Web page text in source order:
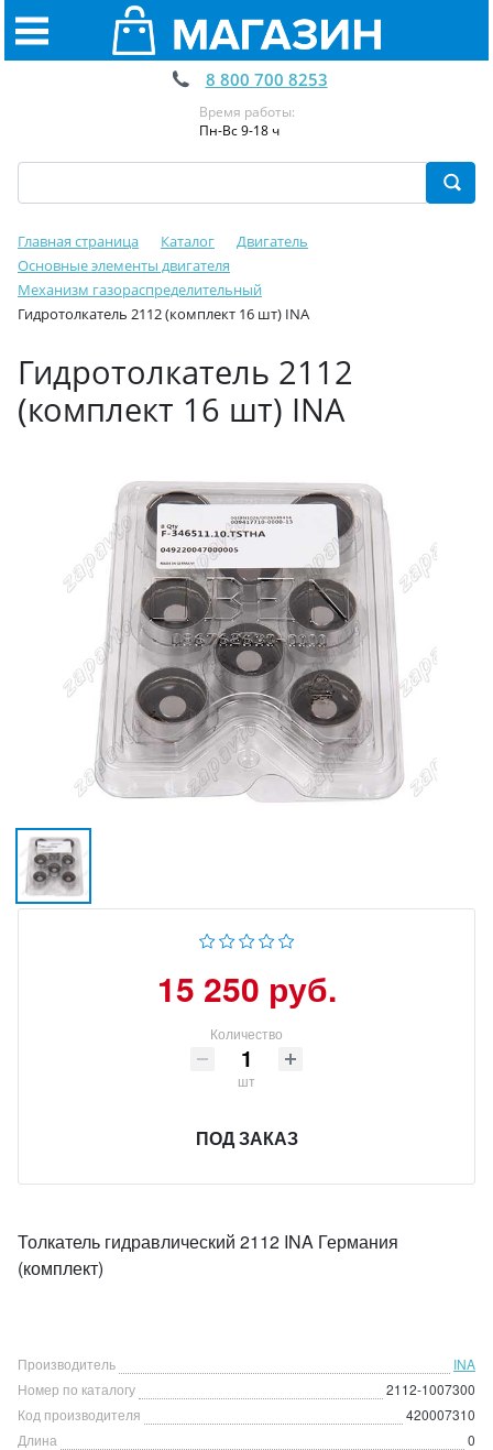
8 800 700 8253
Время работы:
Пн-Вс 9-18 ч
Главная страница Каталог
Двигатель
Основные элементы двигателя
Механизм газораспределительный
Гидротолкатель 2112 (комплект 16 шт) INA
Гидротолкатель 2112
(комплект 16 шт) INA
15 250 руб.
Количество
шт
ПОД ЗАКАЗ
Толкатель гидравлический 2112 INA Германия
(комплект)
Производитель
INA
Номер по каталогу
2112-1007300
Код производителя
420007310
Длина
0